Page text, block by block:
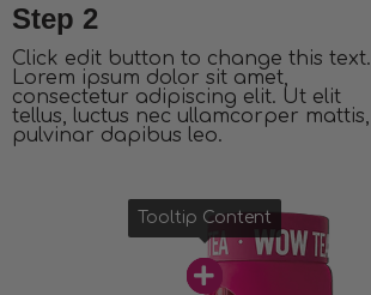
Step 2
Click edit button to change this text.
Lorem ipsum dolor sit amet,
consectetur adipiscing elit. Ut elit
tellus, luctus nec ullamcorper mattis,
pulvinar dapibus leo.
Tooltip Content